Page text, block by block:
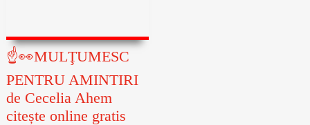
☝👀MULŢUMESC
PENTRU AMINTIRI
de Cecelia Ahem
citește online gratis